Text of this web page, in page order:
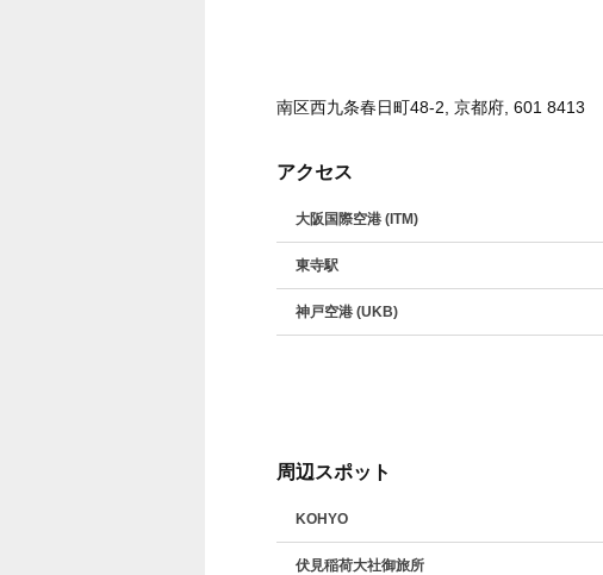
南区西九条春日町48-2, 京都府, 601 8413
アクセス
大阪国際空港 (ITM)
東寺駅
神戸空港 (UKB)
周辺スポット
KOHYO
伏見稲荷大社御旅所